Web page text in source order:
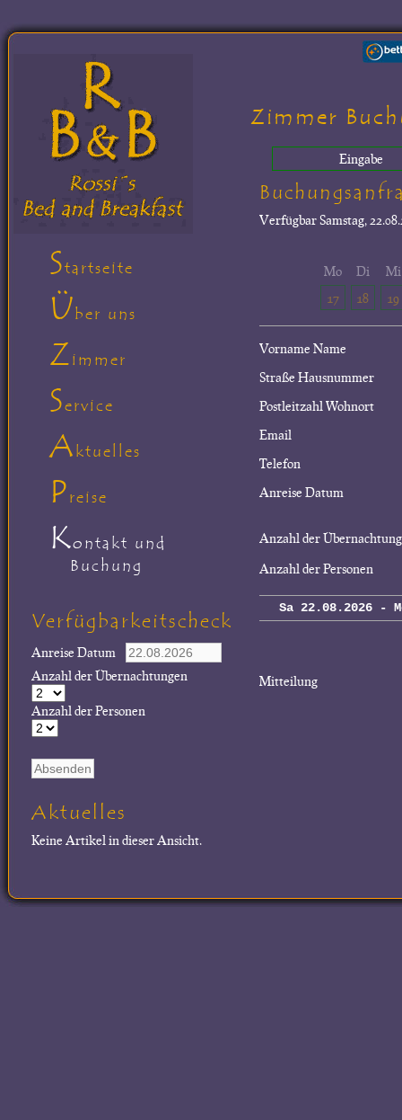
Zimmer
Eingabe
VerfügbarSamstag,
Mo
17
Di
18
Mi
19
Vorname Name
Straße Hausnummer
Postleitzahl Wohnort
Email
Telefon
Anreise Datum
Anzahl der
Anzahl der Personen
Sa 22.08.2026 -
Mitteilung
Startseite
Über uns
Zimmer
Service
Aktuelles
Preise
Kontakt und
Buchung
Verfügbarkeitscheck
Anreise Datum
Anzahl der Übernachtungen
Anzahl der Personen
Aktuelles
Keine Artikel in dieser Ansicht.